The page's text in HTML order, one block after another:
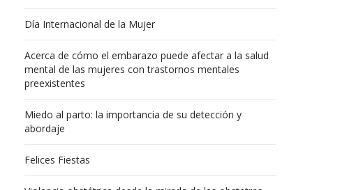
Día Internacional de la Mujer
Acerca de cómo el embarazo puede afectar a la salud
mental de las mujeres con trastornos mentales
preexistentes
Miedo al parto: la importancia de su detección y
abordaje
Felices Fiestas